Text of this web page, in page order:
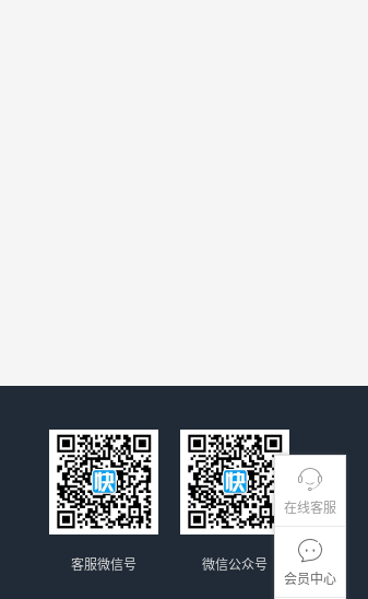
在线客服
会员中心
微信公众号
客服微信号